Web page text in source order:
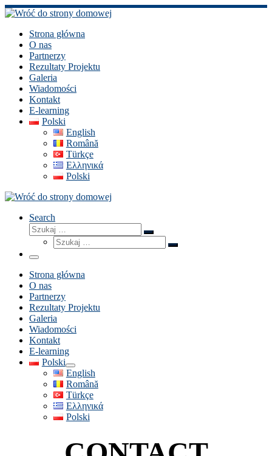
Skip
to
contentStrona główna
O nas
Partnerzy
Rezultaty Projektu
Galeria
Wiadomości
Kontakt
E-learning
Polski
English
Română
Türkçe
Ελληνικά
Polski
Search
Szukaj
Szukaj
Szukaj
Szukaj
Menu
Strona główna
O nas
Partnerzy
Rezultaty Projektu
Galeria
Wiadomości
Kontakt
E-learning
Polski
English
Română
Türkçe
Ελληνικά
Polski